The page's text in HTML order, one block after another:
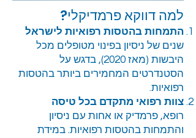
למה דווקא פרמדיקלי?
התמחות בהטסות רפואיות לישראל
שנים של ניסיון בפינוי מטופלים מכל
היבשות (מאז 2020), בדגש על
הסטנדרטים המחמירים ביותר בהטסות
רפואיות.
צוות רפואי מתקדם בכל טיסה
רופא, פרמדיק או אחות עם ניסיון
והתמחות בהטסות רפואיות. במידת